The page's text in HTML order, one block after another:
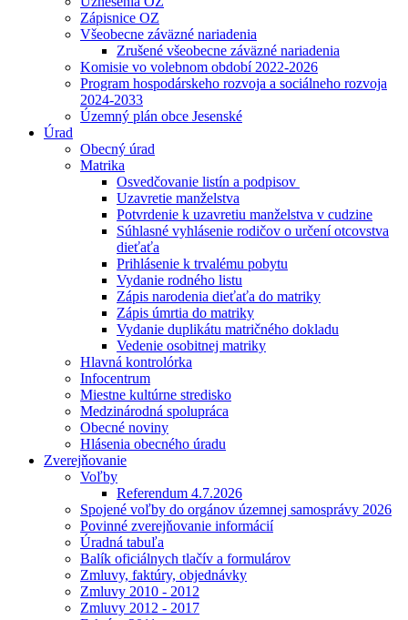
Zápisnice OZ
Všeobecne záväzné nariadenia
Zrušené všeobecne záväzné nariadenia
Komisie vo volebnom období 2022-2026
Program hospodárskeho rozvoja a sociálneho rozvoja
2024-2033
Územný plán obce Jesenské
Úrad
Obecný úrad
Matrika
Osvedčovanie listín a podpisov
Uzavretie manželstva
Potvrdenie k uzavretiu manželstva v cudzine
Súhlasné vyhlásenie rodičov o určení otcovstva
dieťaťa
Prihlásenie k trvalému pobytu
Vydanie rodného listu
Zápis narodenia dieťaťa do matriky
Zápis úmrtia do matriky
Vydanie duplikátu matričného dokladu
Vedenie osobitnej matriky
Hlavná kontrolórka
Infocentrum
Miestne kultúrne stredisko
Medzinárodná spolupráca
Obecné noviny
Hlásenia obecného úradu
Zverejňovanie
Voľby
Referendum 4.7.2026
Spojené voľby do orgánov územnej samosprávy 2026
Povinné zverejňovanie informácií
Úradná tabuľa
Balík oficiálnych tlačív a formulárov
Zmluvy, faktúry, objednávky
Zmluvy 2010 - 2012
Zmluvy 2012 - 2017